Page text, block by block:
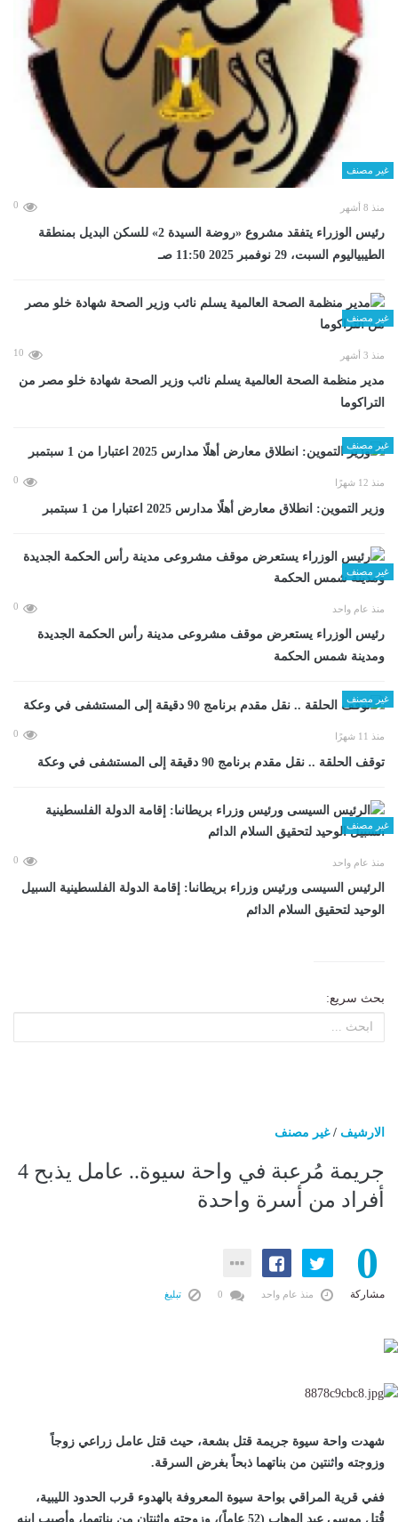
غير مصنف
منذ 8 أشهر 0
رئيس الوزراء يتفقد مشروع «روضة السيدة 2» للسكن البديل بمنطقة
الطيبياليوم السبت، 29 نوفمبر 2025 11:50 صـ
غير مصنف
منذ 3 أشهر 10
مدير منظمة الصحة العالمية يسلم نائب وزير الصحة شهادة خلو مصر من
التراكوما
غير مصنف
منذ 12 شهرًا 0
وزير التموين: انطلاق معارض أهلًا مدارس 2025 اعتبارا من 1 سبتمبر
غير مصنف
منذ عام واحد 0
رئيس الوزراء يستعرض موقف مشروعى مدينة رأس الحكمة الجديدة
ومدينة شمس الحكمة
غير مصنف
منذ 11 شهرًا 0
توقف الحلقة .. نقل مقدم برنامج 90 دقيقة إلى المستشفى في وعكة
غير مصنف
منذ عام واحد 0
الرئيس السيسى ورئيس وزراء بريطانىا: إقامة الدولة الفلسطينية السبيل
الوحيد لتحقيق السلام الدائم
بحث سريع:
الارشيف /غير مصنف
جريمة مُرعبة في واحة سيوة.. عامل يذبح 4
أفراد من أسرة واحدة
0
مشاركة منذ عام واحد تبليغ
شهدت واحة سيوة جريمة قتل بشعة، حيث قتل عامل زراعي زوجاً
وزوجته واثنتين من بناتهما ذبحاً بغرض السرقة.
ففي قرية المراقي بواحة سيوة المعروفة بالهدوء قرب الحدود الليبية،
قُتل موسى عبد الوهاب (52 عاماً)، وزوجته واثنتان من بناتهما، وأصيب ابنه